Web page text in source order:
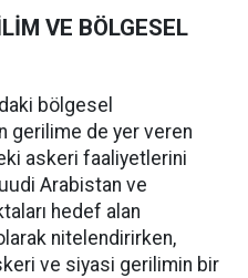
VE BÖLGESEL
bölgesel
gerilime de yer veren
askeri faaliyetlerini
Arabistan ve
hedef alan
nitelendirirken,
ve siyasi gerilimin bir